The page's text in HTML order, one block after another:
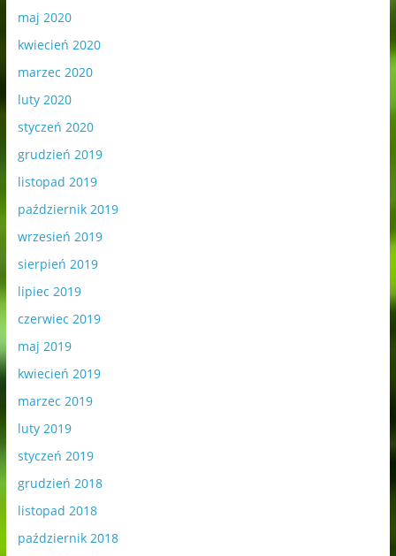
maj 2020
kwiecień 2020
marzec 2020
luty 2020
styczeń 2020
grudzień 2019
listopad 2019
październik 2019
wrzesień 2019
sierpień 2019
lipiec 2019
czerwiec 2019
maj 2019
kwiecień 2019
marzec 2019
luty 2019
styczeń 2019
grudzień 2018
listopad 2018
październik 2018